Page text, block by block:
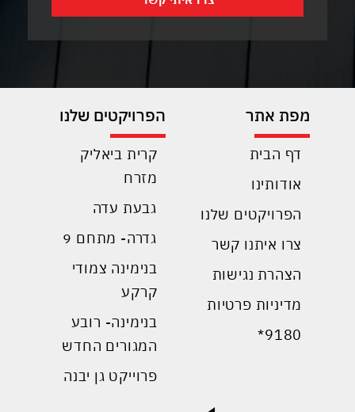
מפת אתר
דף הבית
אודותינו
הפרויקטים שלנו
צרו איתנו קשר
הצהרת נגישות
מדיניות פרטיות
9180*
הפרויקטים שלנו
קרית ביאליק
מזרח
גבעת עדה
גדרה- מתחם 9
בנימינה צמודי
קרקע
בנימינה- רובע
המגורים החדש
פרוייקט גן יבנה